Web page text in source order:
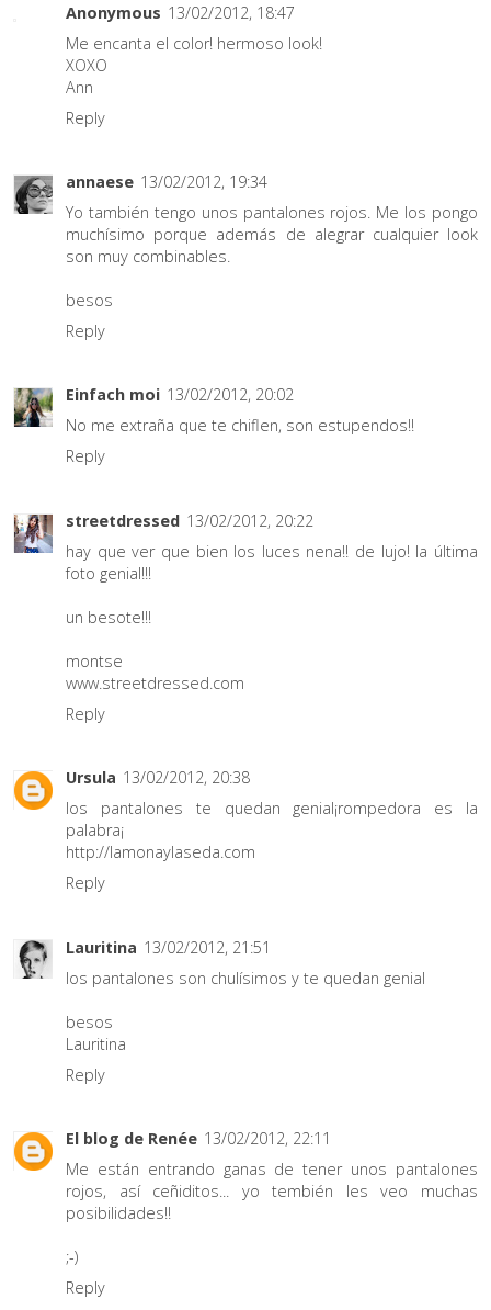
Anonymous 13/02/2012, 18:47
Me encanta el color! hermoso look!
XOXO
Ann
Reply
annaese 13/02/2012, 19:34
Yo también tengo unos pantalones rojos. Me los pongo
muchísimo porque además de alegrar cualquier look
son muy combinables.
besos
Reply
Einfach moi 13/02/2012, 20:02
No me extraña que te chiflen, son estupendos!!
Reply
streetdressed 13/02/2012, 20:22
hay que ver que bien los luces nena!! de lujo! la última
foto genial!!!
un besote!!!
montse
www.streetdressed.com
Reply
Ursula 13/02/2012, 20:38
los pantalones te quedan genial¡rompedora es la
palabra¡
http://lamonaylaseda.com
Reply
Lauritina 13/02/2012, 21:51
los pantalones son chulísimos y te quedan genial
besos
Lauritina
Reply
El blog de Renée 13/02/2012, 22:11
Me están entrando ganas de tener unos pantalones
rojos, así ceñiditos... yo tembién les veo muchas
posibilidades!!
;-)
Reply